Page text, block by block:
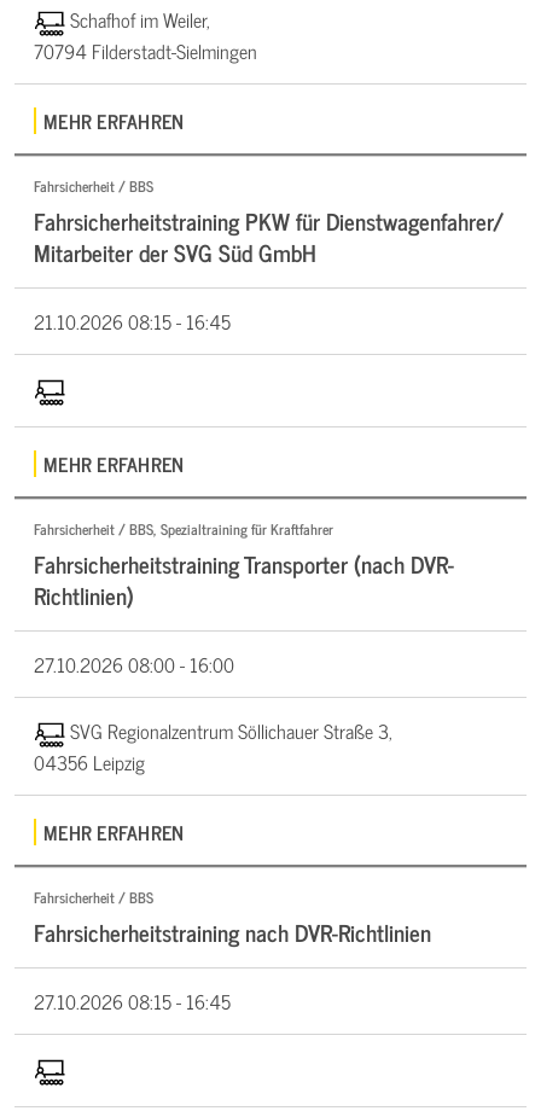
Schafhof im Weiler,
70794 Filderstadt-Sielmingen
MEHR ERFAHREN
Fahrsicherheit / BBS
Fahrsicherheitstraining PKW für Dienstwagenfahrer/
Mitarbeiter der SVG Süd GmbH
21.10.202608:15 - 16:45
MEHR ERFAHREN
Fahrsicherheit / BBS, Spezialtraining für Kraftfahrer
Fahrsicherheitstraining Transporter (nach DVR-
Richtlinien)
27.10.202608:00 - 16:00
SVG Regionalzentrum Söllichauer Straße 3,
04356 Leipzig
MEHR ERFAHREN
Fahrsicherheit / BBS
Fahrsicherheitstraining nach DVR-Richtlinien
27.10.202608:15 - 16:45